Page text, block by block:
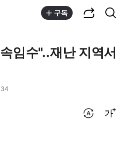
구독
임수"..재난 지역서